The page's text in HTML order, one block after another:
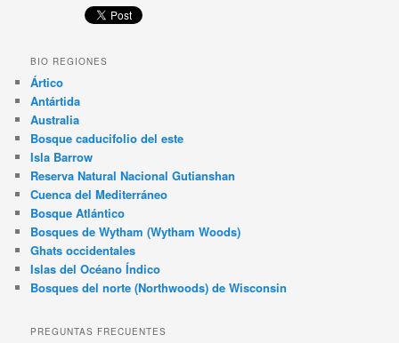
BIO REGIONES
Ártico
Antártida
Australia
Bosque caducifolio del este
Isla Barrow
Reserva Natural Nacional Gutianshan
Cuenca del Mediterráneo
Bosque Atlántico
Bosques de Wytham (Wytham Woods)
Ghats occidentales
Islas del Océano Índico
Bosques del norte (Northwoods) de Wisconsin
PREGUNTAS FRECUENTES